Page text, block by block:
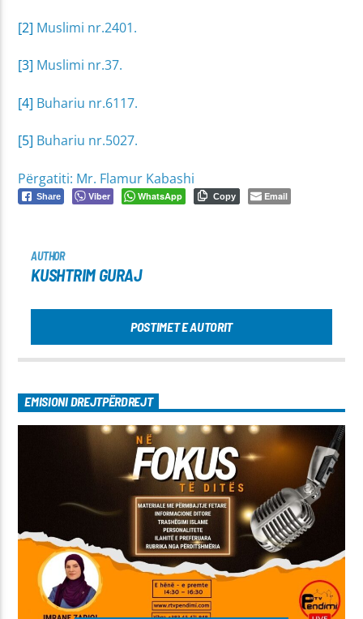
[2] Muslimi nr.2401.
[3] Muslimi nr.37.
[4] Buhariu nr.6117.
[5] Buhariu nr.5027.
Përgatiti: Mr. Flamur Kabashi
Share Viber WhatsApp Copy Email
AUTHOR
KUSHTRIM GURAJ
POSTIMET E AUTORIT
EMISIONI DREJTPËRDREJT